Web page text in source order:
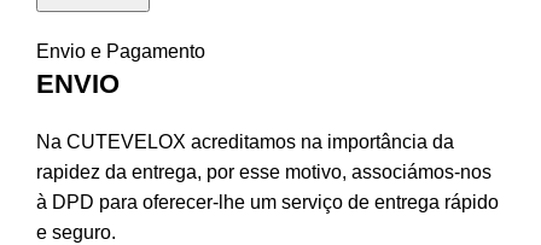
Envio e Pagamento
ENVIO
Na CUTEVELOX acreditamos na importância da
rapidez da entrega, por esse motivo, associámos-nos
à DPD para oferecer-lhe um serviço de entrega rápido
e seguro.